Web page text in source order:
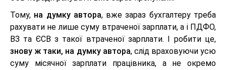
Тому, на думку автора, вже зараз бухгалтеру треба
рахувати не лише суму втраченої зарплати, а і ПДФО,
ВЗ та ЄСВ з такої втраченої зарплати. І робити це,
знову ж таки, на думку автора, слід враховуючи усю
суму місячної зарплати працівника, а не окремо